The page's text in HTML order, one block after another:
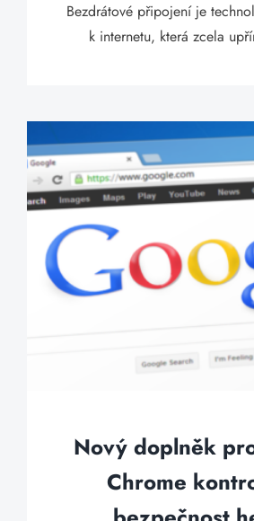
Bezdrátové připojení je
k internetu, která zcela
Nový doplněk
Chrome